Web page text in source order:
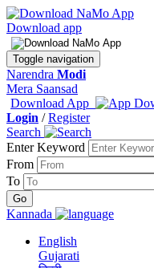
Download app
Toggle navigation
Narendra Modi
Mera Saansad
Download App
Login /Register
Search
Enter Keyword
From
To
Kannada
English
Gujarati